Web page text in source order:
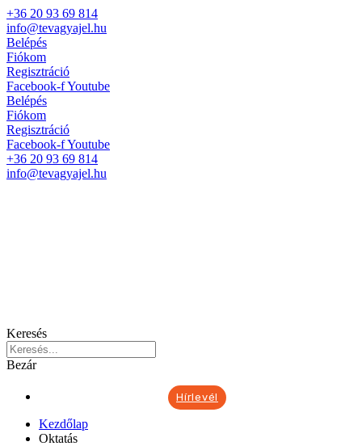
+36 20 93 69 814
info@tevagyajel.hu
Belépés
Fiókom
Regisztráció
Facebook-fYoutube
Belépés
Fiókom
Regisztráció
Facebook-fYoutube
+36 20 93 69 814
info@tevagyajel.hu
Keresés
Bezár
Hírlevél
Kezdőlap
Oktatás